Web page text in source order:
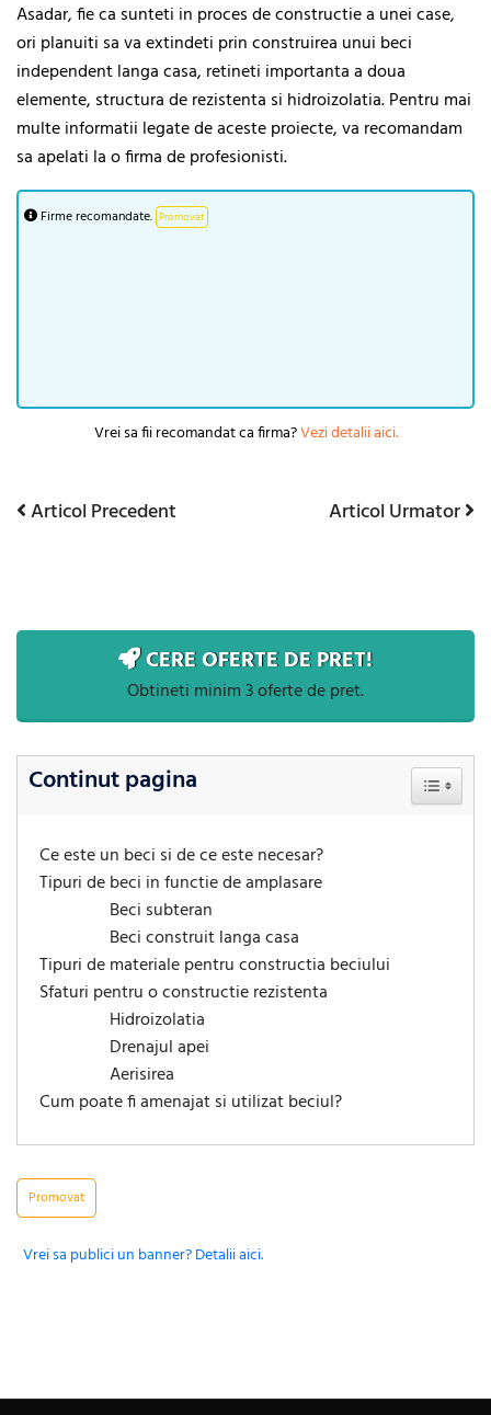
Asadar, fie ca sunteti in proces de constructie a unei case,
ori planuiti sa va extindeti prin construirea unui beci
independent langa casa, retineti importanta a doua
elemente, structura de rezistenta si hidroizolatia. Pentru mai
multe informatii legate de aceste proiecte, va recomandam
sa apelati la o firma de profesionisti.
Firme recomandate. Promovat
Vrei sa fii recomandat ca firma?Vezi detalii aici.
Navigare
articole
Articol
Articol Precedent
Articol
Articol Urmator
CERE OFERTE DE PRET!
Obtineti minim 3 oferte de pret.
Continut pagina Toggle
Ce este un beci si de ce este necesar?
Tipuri de beci in functie de amplasare
Beci subteran
Beci construit langa casa
Tipuri de materiale pentru constructia beciului
Sfaturi pentru o constructie rezistenta
Hidroizolatia
Drenajul apei
Aerisirea
Cum poate fi amenajat si utilizat beciul?
Promovat
Vrei sa publici un banner? Detalii aici.